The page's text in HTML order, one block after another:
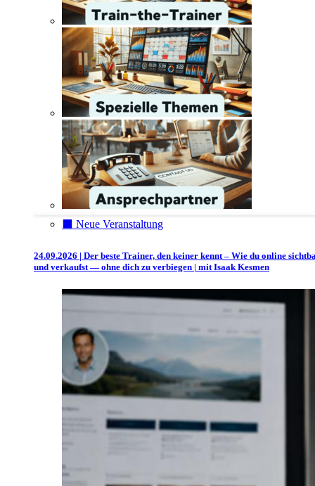
⬛️ Neue Veranstaltung
24.09.2026 | Der beste Trainer, den keiner kennt – Wie du online
und verkaufst — ohne dich zu verbiegen | mit Isaak Kesmen